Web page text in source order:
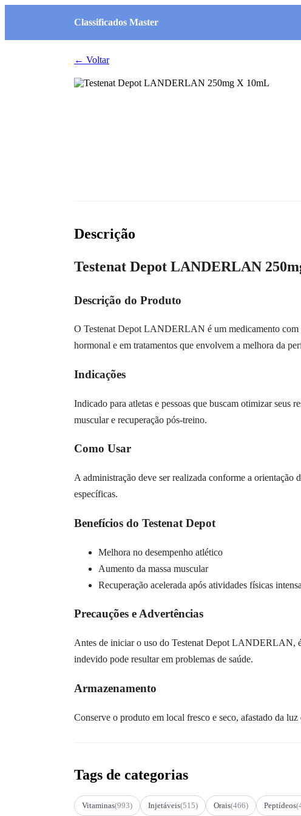
Classificados Master
← Voltar
Descrição
Testenat Depot LANDERLAN
Descrição do Produto
O Testenat Depot LANDERLAN é um medicamento com
hormonal e em tratamentos que envolvem a melhora da
Indicações
Indicado para atletas e pessoas que buscam otimizar
muscular e recuperação pós-treino.
Como Usar
A administração deve ser realizada conforme a orientação
específicas.
Benefícios do Testenat Depot
Melhora no desempenho atlético
Aumento da massa muscular
Recuperação acelerada após atividades físicas
Precauções e Advertências
Antes de iniciar o uso do Testenat Depot LANDERLAN,
indevido pode resultar em problemas de saúde.
Armazenamento
Conserve o produto em local fresco e seco, afastado da
Tags de categorias
Vitaminas(993) Injetáveis(515) Orais(466) Peptídeos